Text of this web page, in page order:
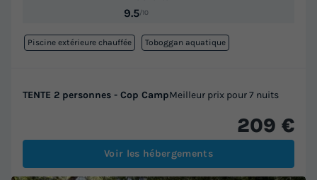
9.5/10
Piscine extérieure chauffée Toboggan aquatique
TENTE 2 personnes - Cop CampMeilleur prix pour 7 nuits
209 €
Voir les hébergements